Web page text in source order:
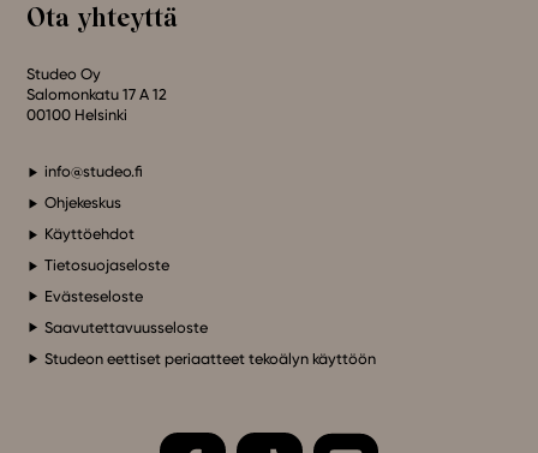
Ota yhteyttä
Studeo Oy
Salomonkatu 17 A 12
00100 Helsinki
info@studeo.fi
Ohjekeskus
Käyttöehdot
Tietosuojaseloste
Evästeseloste
Saavutettavuusseloste
Studeon eettiset periaatteet tekoälyn käyttöön